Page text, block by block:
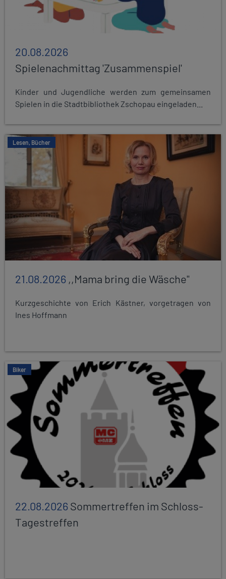
20.08.2026
Spielenachmittag 'Zusammenspiel'
Kinder und Jugendliche werden zum gemeinsamen
Spielen in die Stadtbibliothek Zschopau eingeladen...
Lesen, Bücher
21.08.2026 ,,Mama bring die Wäsche"
Kurzgeschichte von Erich Kästner, vorgetragen von
Ines Hoffmann
Biker
22.08.2026Sommertreffen im Schloss-
Tagestreffen